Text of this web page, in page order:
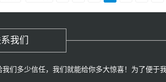
我们
我们多少信任，我们就能给你多大惊喜！为了便于